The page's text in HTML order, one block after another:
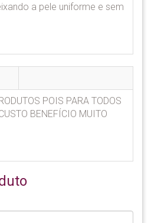
a pele uniforme e sem
POIS PARA TODOS
BENEFÍCIO MUITO